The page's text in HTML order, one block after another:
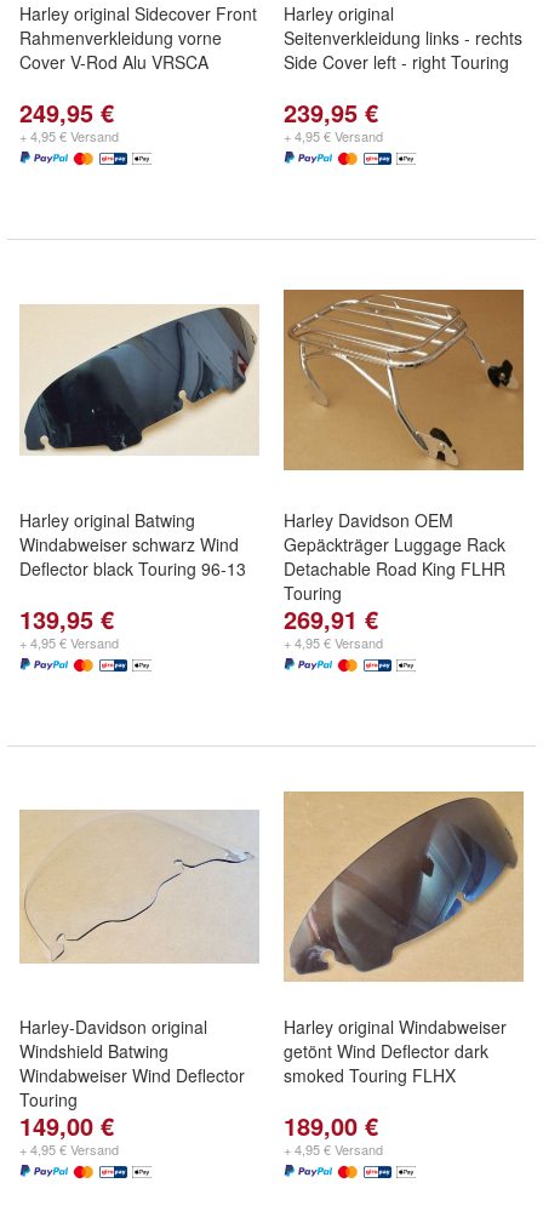
Harley original Sidecover Front
Rahmenverkleidung vorne
Cover V-Rod Alu VRSCA
249,95 €
+ 4,95 € Versand
Harley original
Seitenverkleidung links - rechts
Side Cover left - right Touring
239,95 €
+ 4,95 € Versand
Harley original Batwing
Windabweiser schwarz Wind
Deflector black Touring 96-13
139,95 €
+ 4,95 € Versand
Harley Davidson OEM
Gepäckträger Luggage Rack
Detachable Road King FLHR
Touring
269,91 €
+ 4,95 € Versand
Harley-Davidson original
Windshield Batwing
Windabweiser Wind Deflector
Touring
149,00 €
+ 4,95 € Versand
Harley original Windabweiser
getönt Wind Deflector dark
smoked Touring FLHX
189,00 €
+ 4,95 € Versand